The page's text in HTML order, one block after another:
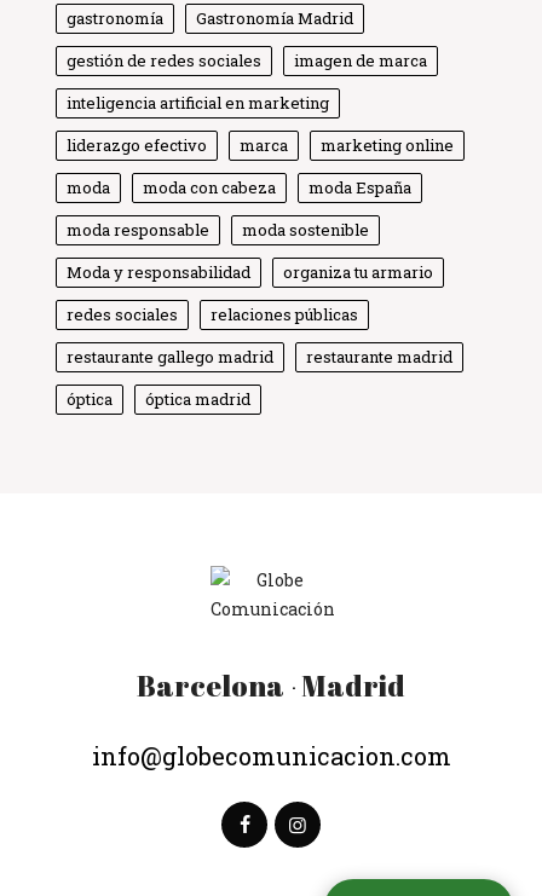
gastronomía
Gastronomía Madrid
gestión de redes sociales
imagen de marca
inteligencia artificial en marketing
liderazgo efectivo
marca
marketing online
moda
moda con cabeza
moda España
moda responsable
moda sostenible
Moda y responsabilidad
organiza tu armario
redes sociales
relaciones públicas
restaurante gallego madrid
restaurante madrid
óptica
óptica madrid
Barcelona ·Madrid
info@globecomunicacion.com
Globe Comunicación
Solemos responder enseguida